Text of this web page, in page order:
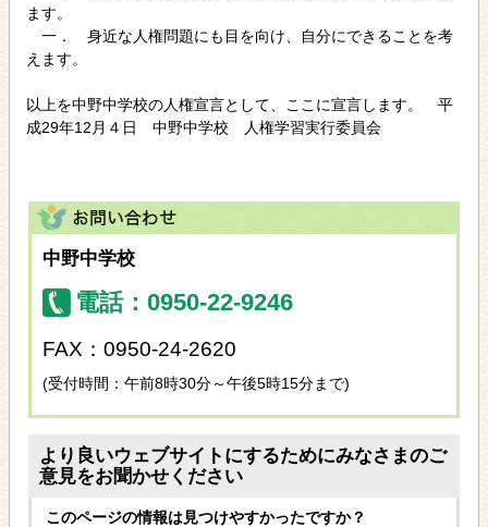
ます。
一． 身近な人権問題にも目を向け、自分にできることを考
えます。
以上を中野中学校の人権宣言として、ここに宣言します。 平
成29年12月４日 中野中学校 人権学習実行委員会
中野中学校
電話：0950-22-9246
FAX：0950-24-2620
(受付時間：午前8時30分～午後5時15分まで)
より良いウェブサイトにするためにみなさまのご
意見をお聞かせください
このページの情報は見つけやすかったですか？